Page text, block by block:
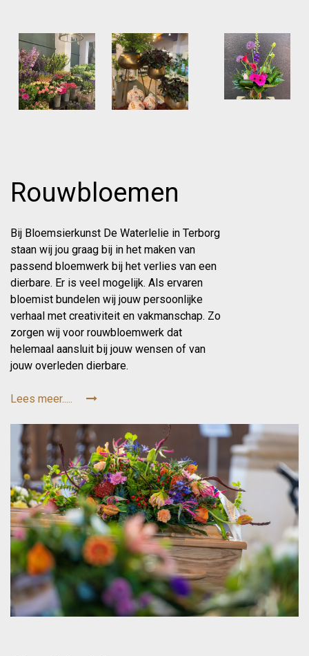
Rouwbloemen
Bij Bloemsierkunst De Waterlelie in Terborg
staan wij jou graag bij in het maken van
passend bloemwerk bij het verlies van een
dierbare. Er is veel mogelijk. Als ervaren
bloemist bundelen wij jouw persoonlijke
verhaal met creativiteit en vakmanschap. Zo
zorgen wij voor rouwbloemwerk dat
helemaal aansluit bij jouw wensen of van
jouw overleden dierbare.
Lees meer.....